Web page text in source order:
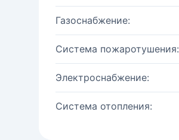
Газоснабжение:
Система пожаротушения:
Электроснабжение:
Система отопления: